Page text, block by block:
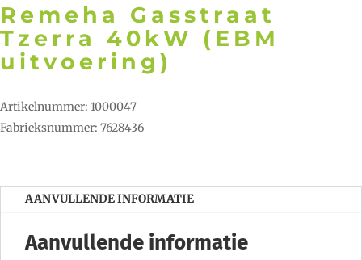
Remeha Gasstraat
Tzerra 40kW (EBM
uitvoering)
Artikelnummer: 1000047
Fabrieksnummer: 7628436
AANVULLENDE INFORMATIE
Aanvullende informatie